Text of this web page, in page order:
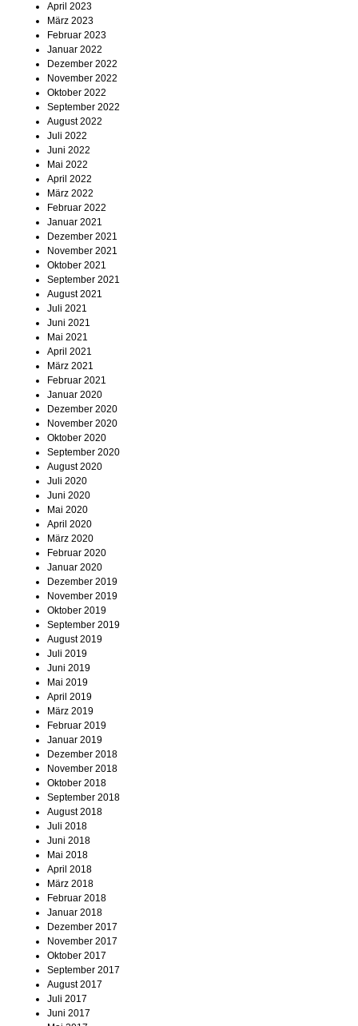
April 2023
März 2023
Februar 2023
Januar 2022
Dezember 2022
November 2022
Oktober 2022
September 2022
August 2022
Juli 2022
Juni 2022
Mai 2022
April 2022
März 2022
Februar 2022
Januar 2021
Dezember 2021
November 2021
Oktober 2021
September 2021
August 2021
Juli 2021
Juni 2021
Mai 2021
April 2021
März 2021
Februar 2021
Januar 2020
Dezember 2020
November 2020
Oktober 2020
September 2020
August 2020
Juli 2020
Juni 2020
Mai 2020
April 2020
März 2020
Februar 2020
Januar 2020
Dezember 2019
November 2019
Oktober 2019
September 2019
August 2019
Juli 2019
Juni 2019
Mai 2019
April 2019
März 2019
Februar 2019
Januar 2019
Dezember 2018
November 2018
Oktober 2018
September 2018
August 2018
Juli 2018
Juni 2018
Mai 2018
April 2018
März 2018
Februar 2018
Januar 2018
Dezember 2017
November 2017
Oktober 2017
September 2017
August 2017
Juli 2017
Juni 2017